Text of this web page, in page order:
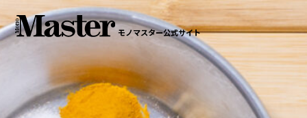
モノマスター公式サイト